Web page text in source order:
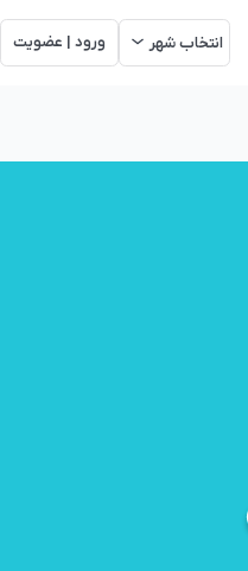
انتخاب شهر ورود | عضویت